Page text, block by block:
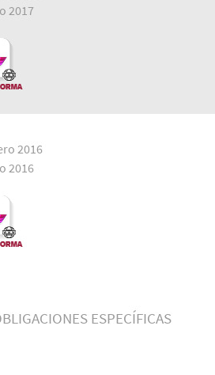
2017
2016
2016
ESPECÍFICAS